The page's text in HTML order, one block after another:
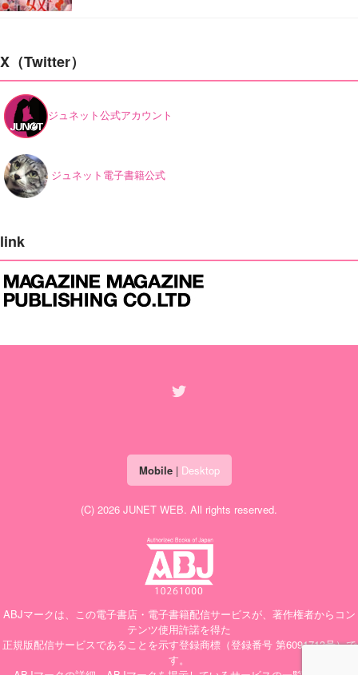
X（Twitter）
ジュネット公式アカウント
ジュネット電子書籍公式
link
Mobile| Desktop
(C) 2026 JUNET WEB. All rights reserved.
ABJマークは、この電子書店・電子書籍配信サービスが、著作権者からコン
テンツ使用許諾を得た
正規版配信サービスであることを示す登録商標（登録番号 第6091713号）で
す。